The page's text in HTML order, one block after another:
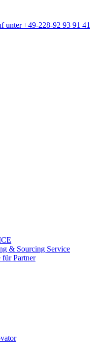
unter +49-228-92 93 91 41
& Sourcing Service
für Partner